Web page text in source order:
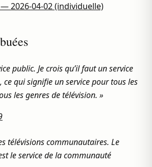
2026-04-02 (individuelle)
public. Je crois qu’il faut un service
ce qui signifie un service pour tous les
les genres de télévision. »
télévisions communautaires. Le
le service de la communauté